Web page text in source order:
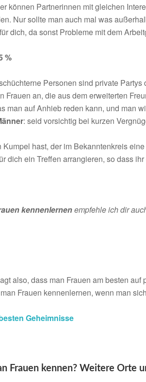
können Partnerinnen mit gleichen
Nur sollte man auch mal was
dich, da sonst Probleme mit dem
%
Personen sind private
Frauen an, die aus dem erweiterten
man auf Anhieb reden kann, und man
: seid vorsichtig bei kurzen
hast, der im Bekanntenkreis
dich ein Treffen arrangieren, so dass
kennenlernenempfehle ich dir
also, dass man Frauen am besten
Frauen kennenlernen, wenn man
Geheimnisse
Frauen kennen? Weitere Orte